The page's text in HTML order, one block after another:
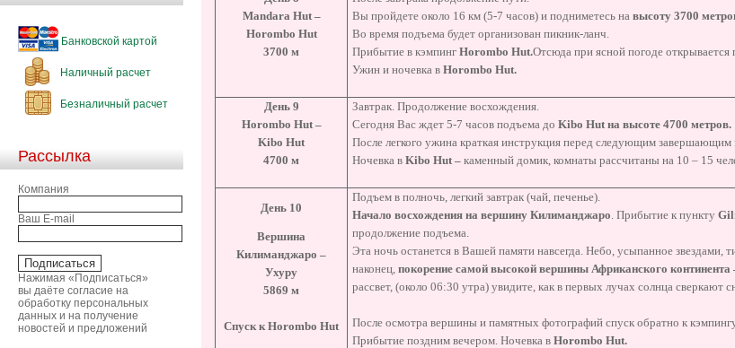
Банковской картой
Наличный расчет
Безналичный расчет
Рассылка
Компания
Ваш E-mail
Нажимая «Подписаться»
вы даёте согласие на
обработку персональных
данных и на получение
новостей и предложений
Mandara Hut –
Horombo Hut
3700 м
Вы пройдете около 16 км (5-7 часов) и подниметесь на высоту 3700
Во время подъема будет организован пикник-ланч.
Прибытие в кэмпинг Horombo Hut.Отсюда при ясной погоде
Ужин и ночевка в Horombo Hut.
День 9
Horombo Hut –
Kibo Hut
4700 м
Завтрак. Продолжение восхождения.
Сегодня Вас ждет 5-7 часов подъема до Kibo Hutна высоте 4700 метров.
После легкого ужина краткая инструкция перед следующим
Ночевка в Kibo Hut– каменный домик, комнаты рассчитаны на 10 – 15
День 10
Вершина
Килиманджаро –
Ухуру
5869 м
Спуск кHorombo Hut
Подъем в полночь, легкий завтрак (чай, печенье).
Начало восхождения на вершину Килиманджаро. Прибытие к пункту
продолжение подъема.
Эта ночь останется в Вашей памяти навсегда. Небо, усыпанное
наконец, покорение самой высокой вершины Африканского континента
рассвет, (около 06:30 утра) увидите, как в первых лучах солнца
После осмотра вершины и памятных фотографий спуск обратно к
Прибытие поздним вечером. Ночевка в Horombo Hut.